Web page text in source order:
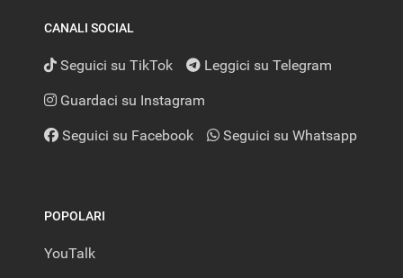
CANALI SOCIAL
Seguici su TikTok Leggici su Telegram
Guardaci su Instagram
Seguici su Facebook Seguici su Whatsapp
POPOLARI
YouTalk